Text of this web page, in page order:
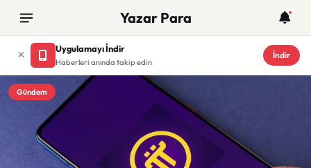
Yazar Para
Uygulamayı İndir
Haberleri anında takip edin
İndir
Gündem